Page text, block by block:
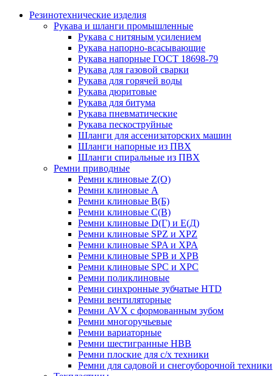
Резинотехнические изделия
Рукава и шланги промышленные
Рукава с нитяным усилением
Рукава напорно-всасывающие
Рукава напорные ГОСТ 18698-79
Рукава для газовой сварки
Рукава для горячей воды
Рукава дюритовые
Рукава для битума
Рукава пневматические
Рукава пескоструйные
Шланги для ассенизаторских машин
Шланги напорные из ПВХ
Шланги спиральные из ПВХ
Ремни приводные
Ремни клиновые Z(О)
Ремни клиновые А
Ремни клиновые В(Б)
Ремни клиновые С(В)
Ремни клиновые D(Г) и Е(Д)
Ремни клиновые SPZ и XPZ
Ремни клиновые SPA и XPA
Ремни клиновые SPB и XPB
Ремни клиновые SPC и XPC
Ремни поликлиновые
Ремни синхронные зубчатые HTD
Ремни вентиляторные
Ремни AVX с формованным зубом
Ремни многоручьевые
Ремни вариаторные
Ремни шестигранные HBB
Ремни плоские для с/х техники
Ремни для садовой и снегоуборочной техники